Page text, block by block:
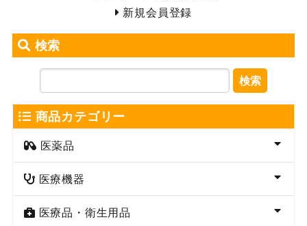
新規会員登録
検索
検索
商品カテゴリー
医薬品
医療機器
医療品・衛生用品